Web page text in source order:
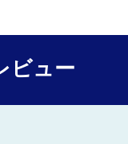
ビュー